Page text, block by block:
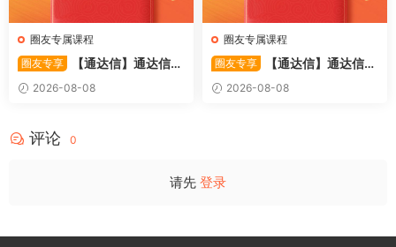
圈友专属课程
圈友专享
【通达信】通达信
〖极致主力〗主副图/选股 放
量不算突破，站上压力才算！
2026-08-08
圈友专属课程
圈友专享
【通达信】通达信
〖超强MACD〗副图指标 斐波
那契+三重共振，捕捉买卖
2026-08-08
评论 0
请先 登录